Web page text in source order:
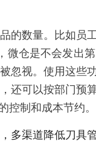
的数量。比如员
微仓是不会发出
忽视。使用这些
还可以按部门预
制和成本节约。
多渠道降低刀具